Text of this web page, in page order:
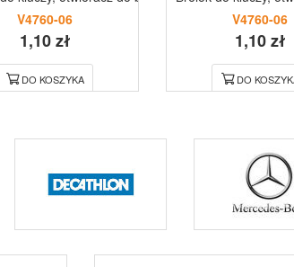
V4760-06
1,10 zł
DO KOSZYKA
V4760-06
1,10 zł
DO